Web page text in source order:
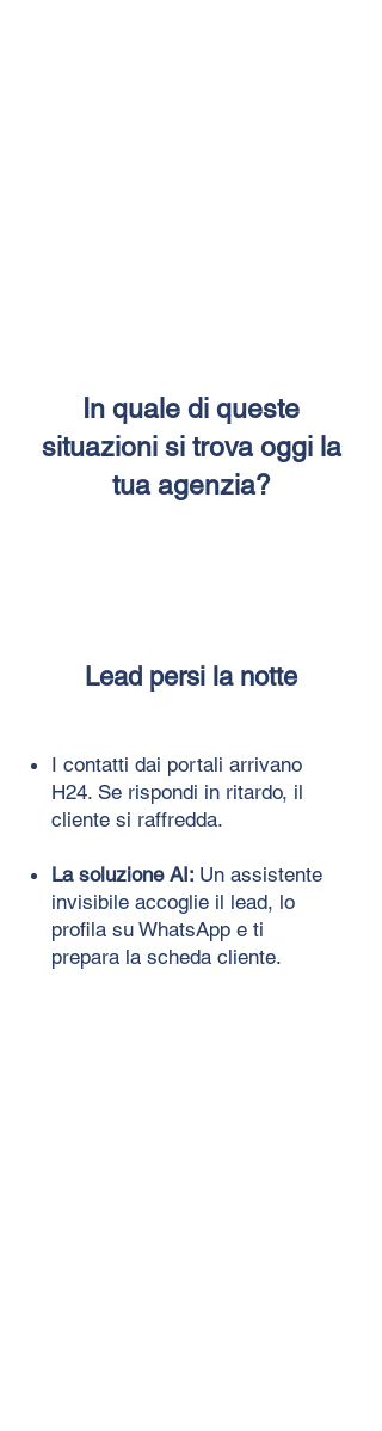
In quale di queste
situazioni si trova oggi la
tua agenzia?
Lead persi la notte
I contatti dai portali arrivano
H24. Se rispondi in ritardo, il
cliente si raffredda.
La soluzione AI: Un assistente
invisibile accoglie il lead, lo
profila su WhatsApp e ti
prepara la scheda cliente.